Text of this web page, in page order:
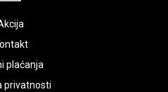
plaćanja
privatnosti